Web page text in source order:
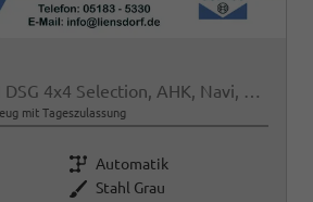
Selection 2.0 TDI DSG 4x4 Selection, AHK, Navi, LED, Kamera, Winter, el. Klappe, 4 J.-Garantie
mit Tageszulassung
Getriebe Automatik
Außenfarbe Stahl Grau